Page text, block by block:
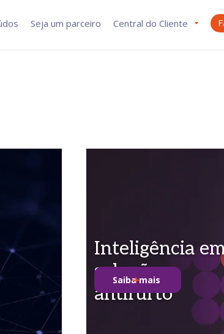
Seja um parceiro Central do Cliente
Inteligência
soluções
antifurto
Saiba mais